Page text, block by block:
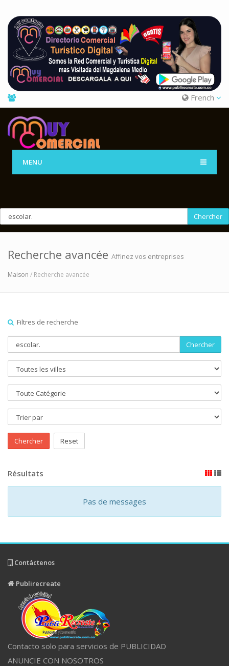
French
MENU
Chercher
Recherche avancée Affinez vos entreprises
Maison / Recherche avancée
Filtres de recherche
Chercher
Chercher Reset
Résultats
Pas de messages
Contáctenos
Publirecreate
Contacto solo para servicios de PUBLICIDAD
ANUNCIE CON NOSOTROS